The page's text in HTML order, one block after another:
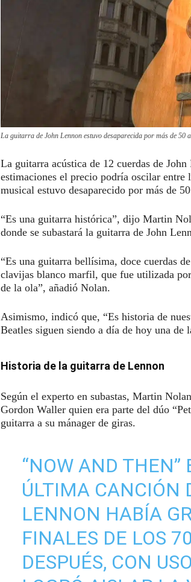
La guitarra de John Lennon estuvo desaparecida por más de 50
La guitarra acústica de 12 cuerdas de
estimaciones el precio podría oscilar
musical estuvo desaparecido por más de
“Es una guitarra histórica”, dijo Martin
donde se subastará la guitarra de John
“Es una guitarra bellísima, doce cuerdas
clavijas blanco marfil, que fue utilizada
de la ola”, añadió Nolan.
Asimismo, indicó que, “Es historia de
Beatles siguen siendo a día de hoy una de
Historia de la guitarra de Lennon
Según el experto en subastas, Martin
Gordon Waller quien era parte del dúo
guitarra a su mánager de giras.
“NOW AND THEN”
ÚLTIMA CANCIÓN
LENNON HABÍA
FINALES DE LOS
DESPUÉS, CON